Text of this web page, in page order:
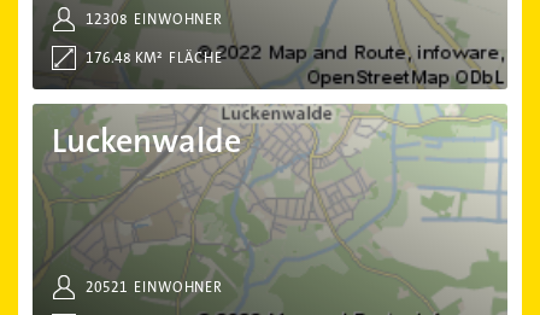
EINWOHNER
12308
FLÄCHE
176.48 KM²
Luckenwalde
EINWOHNER
20521
Luckenwalde